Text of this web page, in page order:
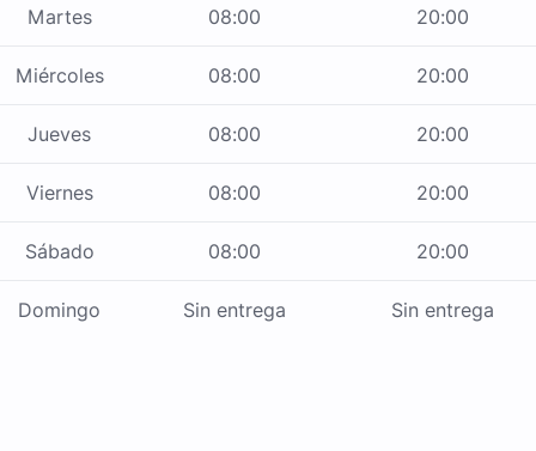
Martes 08:00 20:00
Miércoles 08:00 20:00
Jueves 08:00 20:00
Viernes 08:00 20:00
Sábado 08:00 20:00
Domingo Sin entrega Sin entrega